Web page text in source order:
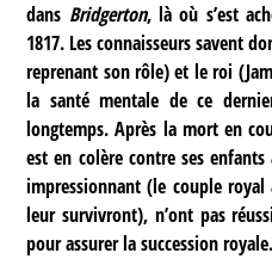
dans Bridgerton, là où s’est
1817. Les connaisseurs savent
reprenant son rôle) et le roi
la santé mentale de ce
longtemps. Après la mort en
est en colère contre ses
impressionnant (le couple
leur survivront), n’ont pas
pour assurer la succession royale.